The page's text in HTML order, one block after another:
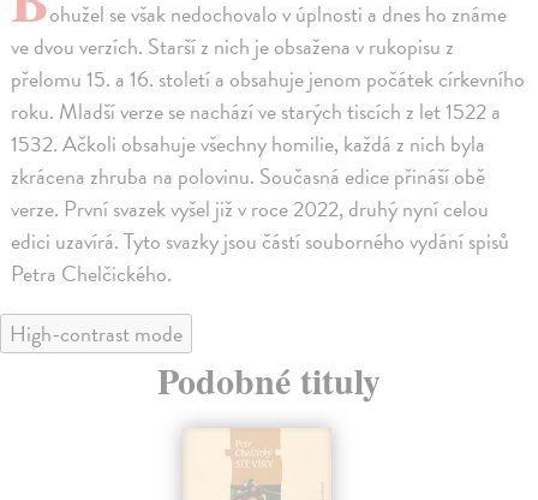
ohužel se však nedochovalo v úplnosti a dnes ho známe
ve dvou verzích. Starší z nich je obsažena v rukopisu z
přelomu 15. a 16. století a obsahuje jenom počátek církevního
roku. Mladší verze se nachází ve starých tiscích z let 1522 a
1532. Ačkoli obsahuje všechny homilie, každá z nich byla
zkrácena zhruba na polovinu. Současná edice přináší obě
verze. První svazek vyšel již v roce 2022, druhý nyní celou
edici uzavírá. Tyto svazky jsou částí souborného vydání spisů
Petra Chelčického.
High-contrast mode
Podobné tituly